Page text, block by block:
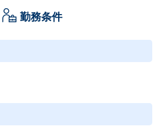
、SQS、ECS、step functions、Doc
様の自動運転開発基盤構築
勤務条件